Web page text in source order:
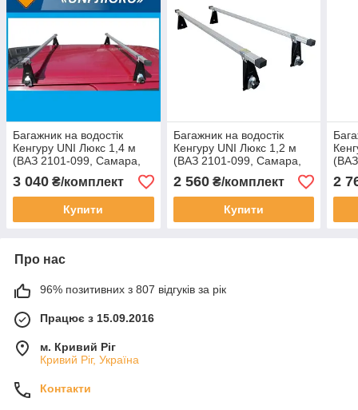
Багажник на водостік
Кенгуру UNI Люкс 1,4 м
(ВАЗ 2101-099, Самара,
Кадет, Нексія та інші)
3 040 ₴/комплект
Купити
Багажник на водостік
Кенгуру UNI Люкс 1,2 м
(ВАЗ 2101-099, Самара,
Кадет, Нексія та інші)
2 560₴/комплект
Купити
2
Про нас
96% позитивних з 807 відгуків за рік
Працює з 15.09.2016
м. Кривий Ріг
Кривий Ріг, Україна
Контакти